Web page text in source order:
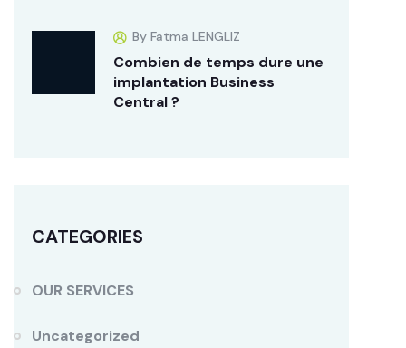
By Fatma LENGLIZ
Combien de temps dure une
implantation Business
Central ?
CATEGORIES
OUR SERVICES
Uncategorized